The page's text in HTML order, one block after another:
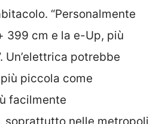
“Personalmente
399 cm e la e-Up, più
Un’elettrica potrebbe
piccola come
facilmente
soprattutto nelle metropoli